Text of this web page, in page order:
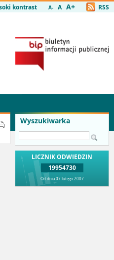
kontrast A- A A+ RSS
Wyszukiwarka
LICZNIK ODWIEDZIN
19954730
Od dnia 07 lutego 2007